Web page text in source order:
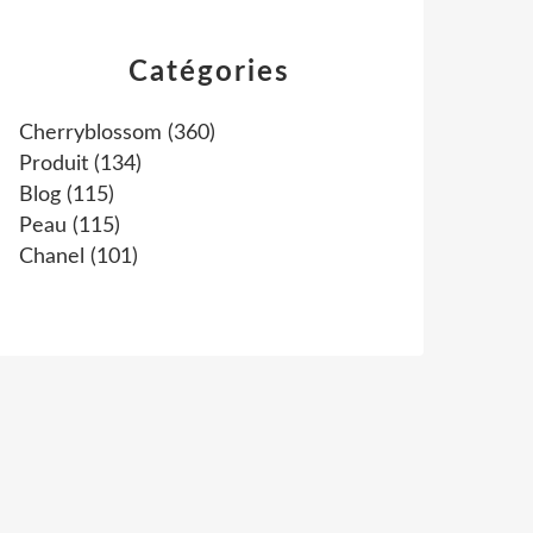
Catégories
Cherryblossom (360)
Produit (134)
Blog (115)
Peau (115)
Chanel (101)